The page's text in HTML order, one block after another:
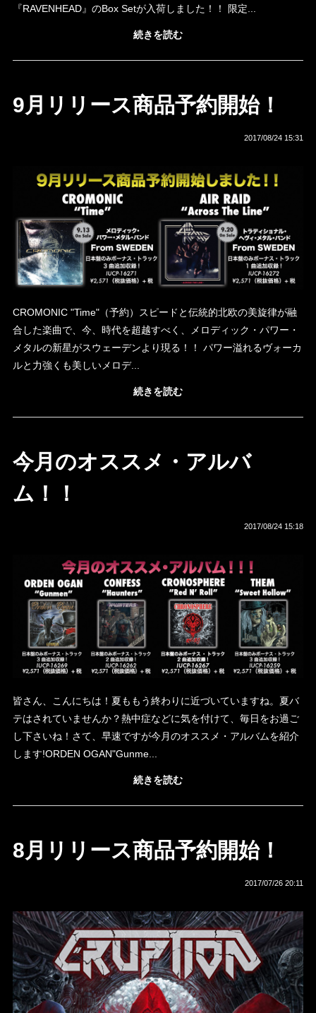
『RAVENHEAD』のBox Setが入荷しました！！ 限定...
続きを読む
9月リリース商品予約開始！
2017/08/24 15:31
CROMONIC "Time"（予約）スピードと伝統的北欧の美旋律が融
合した楽曲で、今、時代を超越すべく、メロディック・パワー・
メタルの新星がスウェーデンより現る！！ パワー溢れるヴォーカ
ルと力強くも美しいメロデ...
続きを読む
今月のオススメ・アルバ
ム！！
2017/08/24 15:18
皆さん、こんにちは！夏ももう終わりに近づいていますね。夏バ
テはされていませんか？熱中症などに気を付けて、毎日をお過ご
し下さいね！さて、早速ですが今月のオススメ・アルバムを紹介
します!ORDEN OGAN"Gunme...
続きを読む
8月リリース商品予約開始！
2017/07/26 20:11